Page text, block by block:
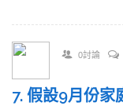
0討論
7. 假設9月份家